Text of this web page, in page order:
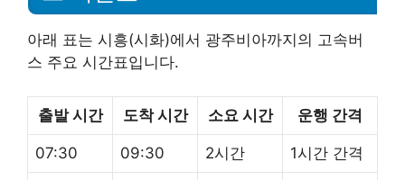
아래 표는 시흥(시화)에서 광주비아까지의 고속버
스 주요 시간표입니다.
출발 시간 도착 시간 소요 시간 운행 간격
07:30 09:30 2시간 1시간 간격